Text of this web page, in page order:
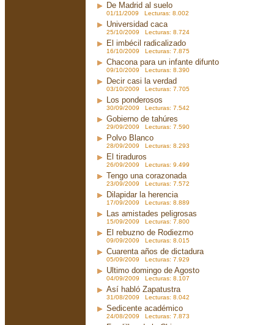
De Madrid al suelo
01/11/2009 Lecturas: 8.002
Universidad caca
25/10/2009 Lecturas: 8.724
El imbécil radicalizado
16/10/2009 Lecturas: 7.875
Chacona para un infante difunto
09/10/2009 Lecturas: 8.390
Decir casi la verdad
03/10/2009 Lecturas: 7.705
Los ponderosos
30/09/2009 Lecturas: 7.542
Gobierno de tahúres
29/09/2009 Lecturas: 7.590
Polvo Blanco
28/09/2009 Lecturas: 8.293
El tiraduros
26/09/2009 Lecturas: 9.499
Tengo una corazonada
23/09/2009 Lecturas: 7.572
Dilapidar la herencia
17/09/2009 Lecturas: 8.889
Las amistades peligrosas
15/09/2009 Lecturas: 7.800
El rebuzno de Rodiezmo
09/09/2009 Lecturas: 8.015
Cuarenta años de dictadura
05/09/2009 Lecturas: 7.929
Ultimo domingo de Agosto
04/09/2009 Lecturas: 8.107
Así habló Zapatustra
31/08/2009 Lecturas: 8.042
Sedicente académico
24/08/2009 Lecturas: 7.873